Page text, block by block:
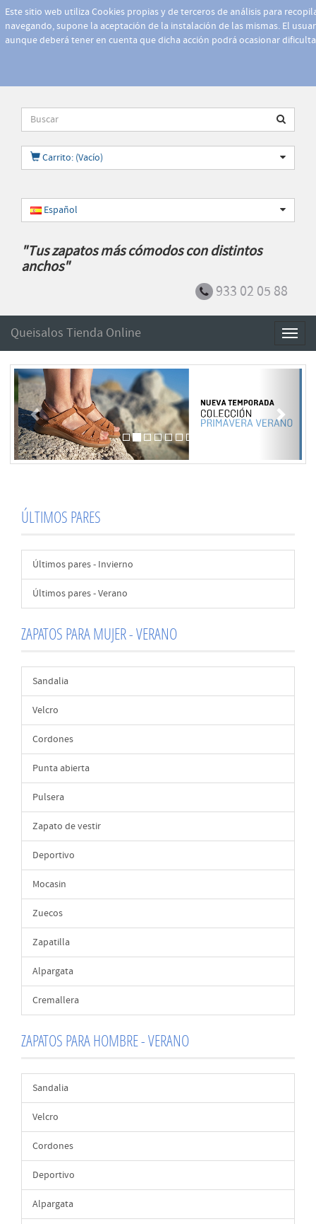
Este sitio web utiliza Cookies propias y de terceros de análisis para
navegando, supone la aceptación de la instalación de las mismas. El
aunque deberá tener en cuenta que dicha acción podrá ocasionar
Carrito: (Vacío)
Español
"Tus zapatos más cómodos con distintos
anchos"
933 02 05 88
Queisalos Tienda Online
Anterior
ÚLTIMOS PARES
Últimos pares - Invierno
Últimos pares - Verano
ZAPATOS PARA MUJER - VERANO
Sandalia
Velcro
Cordones
Punta abierta
Pulsera
Zapato de vestir
Deportivo
Mocasin
Zuecos
Zapatilla
Alpargata
Cremallera
ZAPATOS PARA HOMBRE - VERANO
Sandalia
Velcro
Cordones
Deportivo
Alpargata